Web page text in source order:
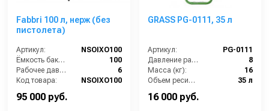
Fabbri 100 л, нерж (без
пистолета)
Артикул:
NSOIXO100
Ёмкость бака (л):
100
Рабочее давление (бар):
6
Код товара:
NSOIXO100
95 000 руб.
GRASS PG-0111, 35 л
Артикул:
PG-0111
Давление разбрызгивания (бар):
8
Масса (кг):
16
Объем ресивера:
35 л
Производитель:
16 000 руб.